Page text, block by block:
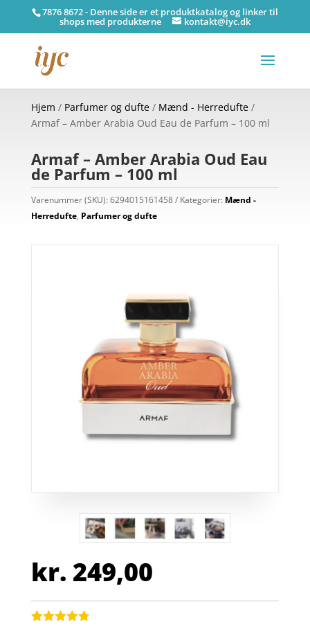
7876 8672 - Denne side er et produktkatalog og linker til
shops med produkterne kontakt@iyc.dk
Hjem / Parfumer og dufte/ Mænd - Herredufte/
Armaf – Amber Arabia Oud Eau de Parfum – 100 ml
Armaf – Amber Arabia Oud Eau
de Parfum – 100 ml
Varenummer (SKU):6294015161458 Kategorier: Mænd -
Herredufte, Parfumer og dufte
kr. 249,00